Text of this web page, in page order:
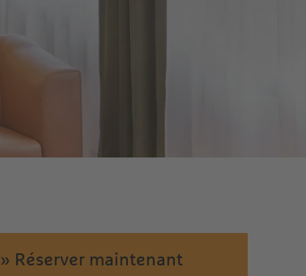
» Réserver maintenant